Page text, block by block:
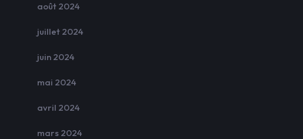
août 2024
juillet 2024
juin 2024
mai 2024
avril 2024
mars 2024